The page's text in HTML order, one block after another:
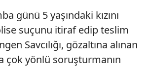
günü 5 yaşındaki kızını
suçunu itiraf edip teslim
Savcılığı, gözaltına alınan
çok yönlü soruşturmanın